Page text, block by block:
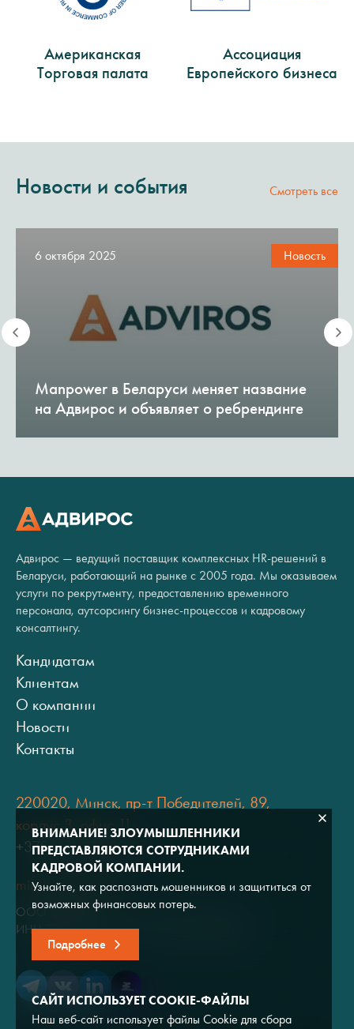
Американская
Торговая палата
Ассоциация
Европейского бизнеса
Новости и события Смотреть все
Новость
6 октября 2025
Manpower в Беларуси меняет название
на Адвирос и объявляет о ребрендинге
Адвирос — ведущий поставщик комплексных HR-решений в
Беларуси, работающий на рынке с 2005 года. Мы оказываем
услуги по рекрутменту, предоставлению временного
персонала, аутсорсингу бизнес-процессов и кадровому
консалтингу.
Кандидатам
Клиентам
О компании
Новости
Контакты
220020, Минск, пр-т Победителей, 89,
корпус 3, офис 11
+375 (17) 334 80 07
minsk@adviros.by
ООО "Адвирос"
ИНН 7714572528 / ОГРН 1047796766380
ВНИМАНИЕ! ЗЛОУМЫШЛЕННИКИ
ПРЕДСТАВЛЯЮТСЯ СОТРУДНИКАМИ
КАДРОВОЙ КОМПАНИИ.
Узнайте, как распознать мошенников и защититься от
возможных финансовых потерь.
Подробнее
САЙТ ИСПОЛЬЗУЕТ COOKIE-ФАЙЛЫ
Наш веб-сайт использует файлы Cookie для сбора